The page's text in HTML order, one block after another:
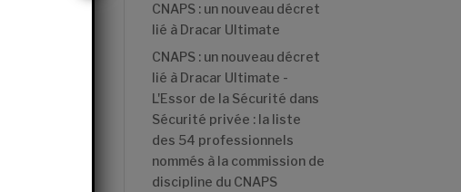
CNAPS : un nouveau décret
lié à Dracar Ultimate
CNAPS : un nouveau décret
lié à Dracar Ultimate -
L'Essor de la Sécurité dans
Sécurité privée : la liste
des 54 professionnels
nommés à la commission de
discipline du CNAPS